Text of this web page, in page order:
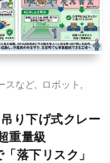
スなど
ロボット
り下げ式クレー
重量級
落下リスク」